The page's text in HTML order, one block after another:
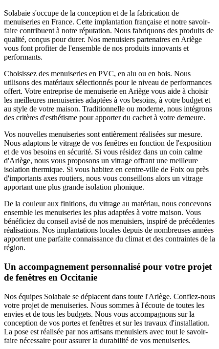
Solabaie s'occupe de la conception et de la fabrication de
menuiseries en France. Cette implantation française et notre savoir-
faire contribuent à notre réputation. Nous fabriquons des produits de
qualité, conçus pour durer. Nos menuisiers partenaires en Ariège
vous font profiter de l'ensemble de nos produits innovants et
performants.
Choisissez des menuiseries en PVC, en alu ou en bois. Nous
utilisons des matériaux sélectionnés pour le niveau de performances
offert. Votre entreprise de menuiserie en Ariège vous aide à choisir
les meilleures menuiseries adaptées à vos besoins, à votre budget et
au style de votre maison. Traditionnelle ou moderne, nous intégrons
des critères d'esthétisme pour apporter du cachet à votre demeure.
Vos nouvelles menuiseries sont entièrement réalisées sur mesure.
Nous adaptons le vitrage de vos fenêtres en fonction de l'exposition
et de vos besoins en sécurité. Si vous résidez dans un coin calme
d'Ariège, nous vous proposons un vitrage offrant une meilleure
isolation thermique. Si vous habitez en centre-ville de Foix ou près
d'importants axes routiers, nous vous conseillons alors un vitrage
apportant une plus grande isolation phonique.
De la couleur aux finitions, du vitrage au matériau, nous concevons
ensemble les menuiseries les plus adaptées à votre maison. Vous
bénéficiez du conseil avisé de nos menuisiers, inspiré de précédentes
réalisations. Nos implantations locales depuis de nombreuses années
apportent une parfaite connaissance du climat et des contraintes de la
région.
Un accompagnement personnalisé pour votre projet
de fenêtres en Occitanie
Nos équipes Solabaie se déplacent dans toute l'Ariège. Confiez-nous
votre projet de menuiseries. Nous sommes à l'écoute de toutes les
envies et de tous les budgets. Nous vous accompagnons sur la
conception de vos portes et fenêtres et sur les travaux d'installation.
La pose est réalisée par nos artisans menuisiers avec tout le savoir-
faire nécessaire pour assurer la durabilité de vos menuiseries.